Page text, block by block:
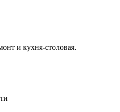
и кухня-столовая.